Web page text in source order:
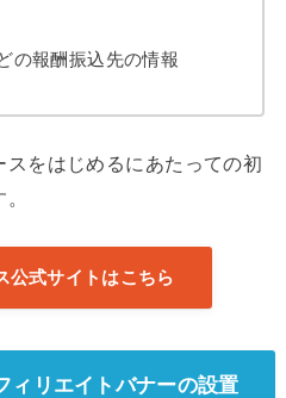
の報酬振込先の情報
をはじめるにあたっての初
公式サイトはこちら
ィリエイトバナーの設置